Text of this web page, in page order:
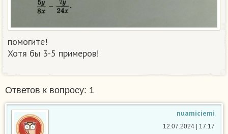
помогите!
Хотя бы 3-5 примеров!
Ответов к вопросу: 1
nuamiciemi
12.07.2024 | 17:17